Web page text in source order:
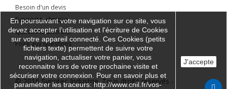
Besoin d'un devis
Support technique
Questions diverses
Foire aux questions
© 2016 Synotec Industrie. Tous droits réservés -
En poursuivant votre navigation sur ce site, vous
devez accepter l’utilisation et l'écriture de Cookies
sur votre appareil connecté. Ces Cookies (petits
fichiers texte) permettent de suivre votre
navigation, actualiser votre panier, vous
reconnaitre lors de votre prochaine visite et
sécuriser votre connexion. Pour en savoir plus et
paramétrer les traceurs: http://www.cnil.fr/vos-
J'accepte